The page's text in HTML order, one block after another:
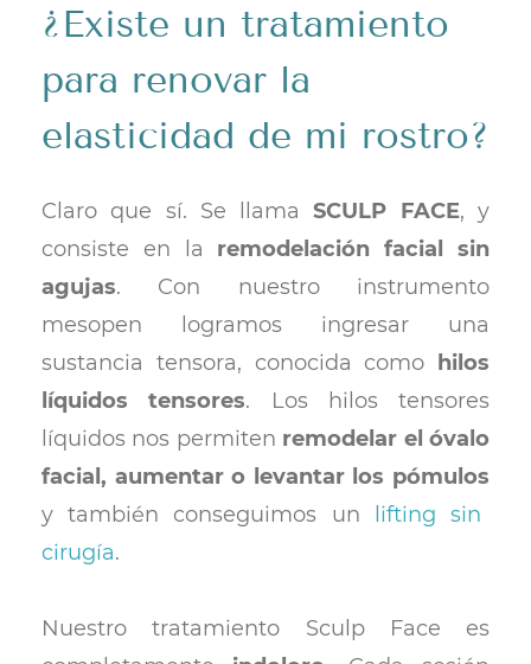
¿Existe un tratamiento
para renovar la
elasticidad de mi rostro?
Claro que sí. Se llamaSCULP FACE, y
consiste en la remodelación facial sin
agujas. Con nuestro instrumento
mesopen logramos ingresar una
sustancia tensora, conocida como
hilos
líquidos tensores. Los hilos tensores
líquidos nos permiten remodelar el óvalo
facial, aumentar o levantar los pómulos
y también conseguimos un
lifting sin
cirugía.
Nuestro tratamiento Sculp Face es